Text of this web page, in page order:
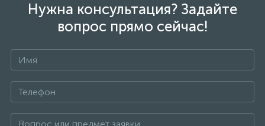
Нужна консультация? Задайте
вопрос прямо сейчас!